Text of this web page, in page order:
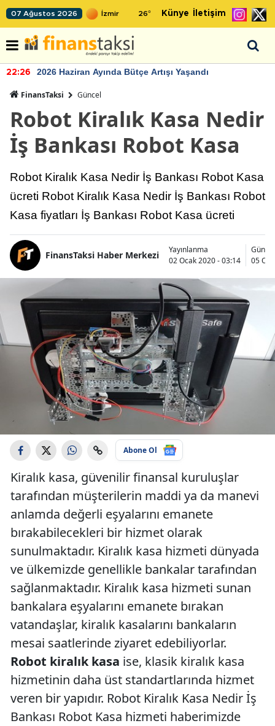
07 Ağustos 2026 26° Künye İletişim
22:26 2026 Haziran Ayında Bütçe Artışı Yaşandı
FinansTaksi Güncel
Robot Kiralık Kasa Nedir
İş Bankası Robot Kasa
Robot Kiralık Kasa Nedir İş Bankası Robot Kasa
ücreti Robot Kiralık Kasa Nedir İş Bankası Robot
Kasa fiyatları İş Bankası Robot Kasa ücreti
FinansTaksi Haber Merkezi
Yayınlanma
02 Ocak 2020 - 03:14
05
Abone Ol
Kiralık kasa, güvenilir finansal kuruluşlar
tarafından müşterilerin maddi ya da manevi
anlamda değerli eşyalarını emanete
bırakabilecekleri bir hizmet olarak
sunulmaktadır. Kiralık kasa hizmeti dünyada
ve ülkemizde genellikle bankalar tarafından
sağlanmaktadır. Kiralık kasa hizmeti sunan
bankalara eşyalarını emanete bırakan
vatandaşlar, kiralık kasalarını bankaların
mesai saatlerinde ziyaret edebiliyorlar.
Robot kiralık kasa ise, klasik kiralık kasa
hizmetinin daha üst standartlarında hizmet
veren bir yapıdır. Robot Kiralık Kasa Nedir İş
Bankası Robot Kasa hizmeti haberimizde